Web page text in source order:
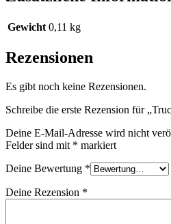
Gewicht 0,11 kg
Rezensionen
Es gibt noch keine Rezensionen.
Schreibe die erste Rezension für
Deine E-Mail-Adresse wird nicht
Felder sind mit * markiert
Deine Bewertung *
Deine Rezension *